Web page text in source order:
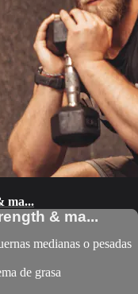
ma...
& ma...
medianas o pesadas
de grasa